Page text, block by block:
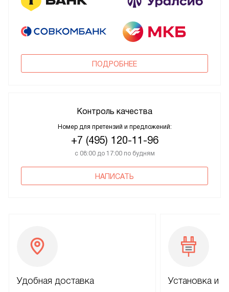
ПОДРОБНЕЕ
Контроль качества
Номер для претензий и предложений:
+7 (495) 120-11-96
с 08:00 до 17:00 по будням
НАПИСАТЬ
Удобная доставка Установка и